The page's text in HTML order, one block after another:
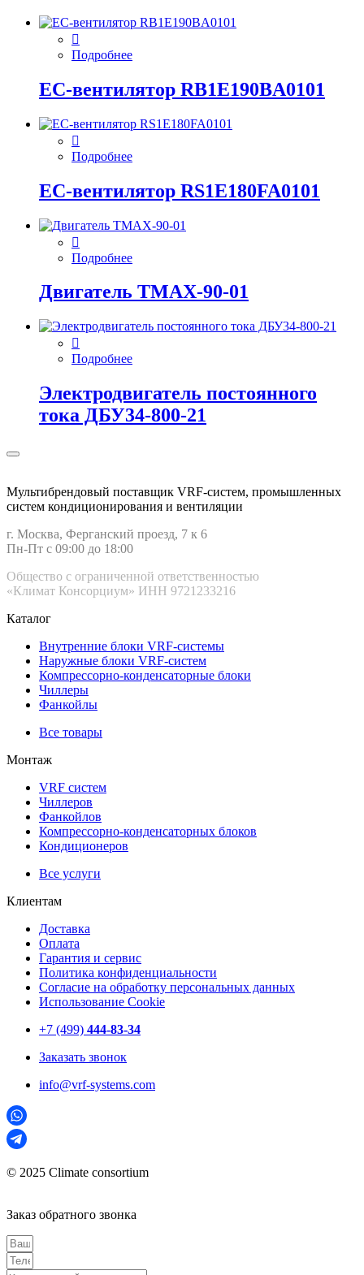
Подробнее
EC-вентилятор RB1E190BA0101
Подробнее
EC-вентилятор RS1E180FA0101
Подробнее
Двигатель ТМАХ-90-01
Подробнее
Электродвигатель постоянного
тока ДБУ34‑800‑21
Мультибрендовый поставщик VRF-cистем, промышленных
систем кондиционирования и вентиляции
г. Москва, Ферганский проезд, 7 к 6
Пн-Пт с 09:00 до 18:00
Общество с ограниченной ответственностью
«Климат Консорциум» ИНН 9721233216
Каталог
Внутренние блоки VRF-cистемы
Наружные блоки VRF-cистем
Компрессорно-конденсаторные блоки
Чиллеры
Фанкойлы
Все товары
Монтаж
VRF систем
Чиллеров
Фанкойлов
Компрессорно-конденсаторных блоков
Кондиционеров
Все услуги
Клиентам
Доставка
Оплата
Гарантия и сервис
Политика конфиденциальности
Согласие на обработку персональных данных
Использование Cookie
+7 (499) 444-83-34
Заказать звонок
info@vrf-systems.com
© 2025 Climate consortium
Заказ обратного звонка